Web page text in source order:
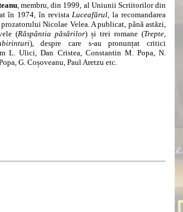
, membru, din 1999, al Uniunii Scriitorilor din
în 1974, în revistaLuceafărul, la recomandarea
Nicolae Velea. A publicat, până astăzi,
(Răspântia păsărilor) și trei romane (Trepte,
), despre care s-au pronunțat critici
L. Ulici, Dan Cristea, Constantin M. Popa, N.
G. Coșoveanu, Paul Aretzu etc.